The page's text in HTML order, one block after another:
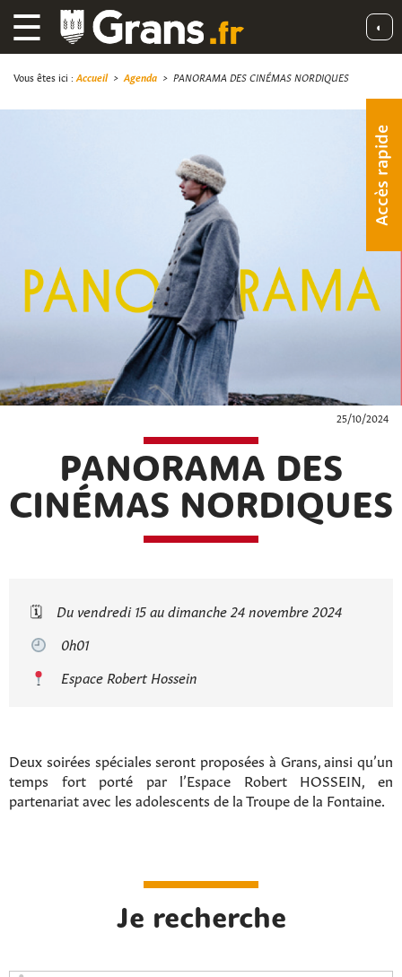
☰ ◐
Accès rapide
Vous êtes ici : Accueil> Agenda > PANORAMA DES CINÉMAS NORDIQUES
25/10/2024
PANORAMA DES
CINÉMAS NORDIQUES
🗓
Du vendredi 15 au dimanche 24 novembre 2024
0h01
Espace Robert Hossein
Deux soirées spéciales seront proposées à Grans, ainsi qu’un
temps fort porté par l’Espace Robert HOSSEIN, en
partenariat avec les adolescents de la Troupe de la Fontaine.
Je recherche